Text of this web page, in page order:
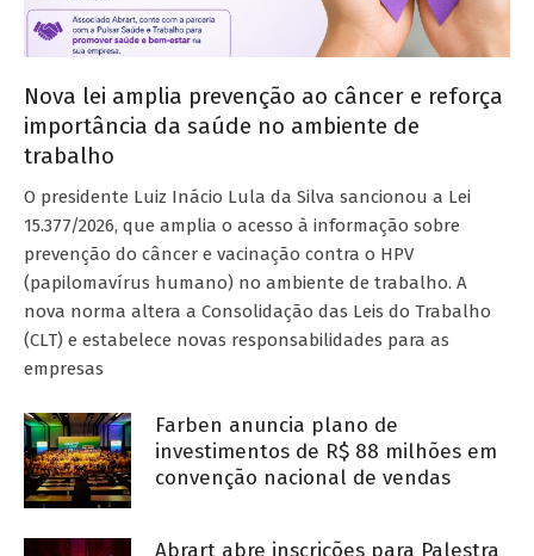
Nova lei amplia prevenção ao câncer e reforça
importância da saúde no ambiente de
trabalho
O presidente Luiz Inácio Lula da Silva sancionou a Lei
15.377/2026, que amplia o acesso à informação sobre
prevenção do câncer e vacinação contra o HPV
(papilomavírus humano) no ambiente de trabalho. A
nova norma altera a Consolidação das Leis do Trabalho
(CLT) e estabelece novas responsabilidades para as
empresas
Farben anuncia plano de
investimentos de R$ 88 milhões em
convenção nacional de vendas